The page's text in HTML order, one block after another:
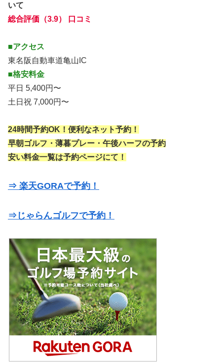
いて
総合評価（3.9） 口コミ
■アクセス
東名阪自動車道亀山IC
■格安料金
平日 5,400円〜
土日祝 7,000円〜
24時間予約OK！便利なネット予約！
早朝ゴルフ・薄暮プレー・午後ハーフの予約
安い料金一覧は予約ページにて！
⇒ 楽天GORAで予約！
⇒じゃらんゴルフで予約！